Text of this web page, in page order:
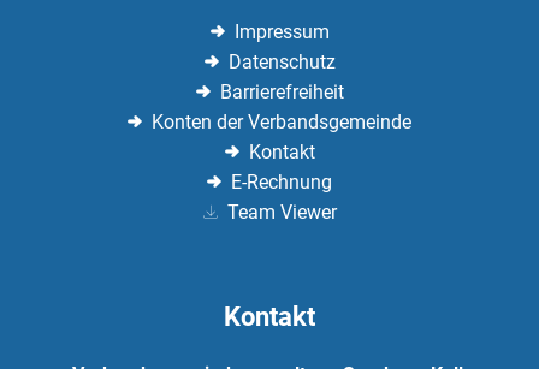
Impressum
Datenschutz
Barrierefreiheit
Konten der Verbandsgemeinde
Kontakt
E-Rechnung
Team Viewer
Kontakt